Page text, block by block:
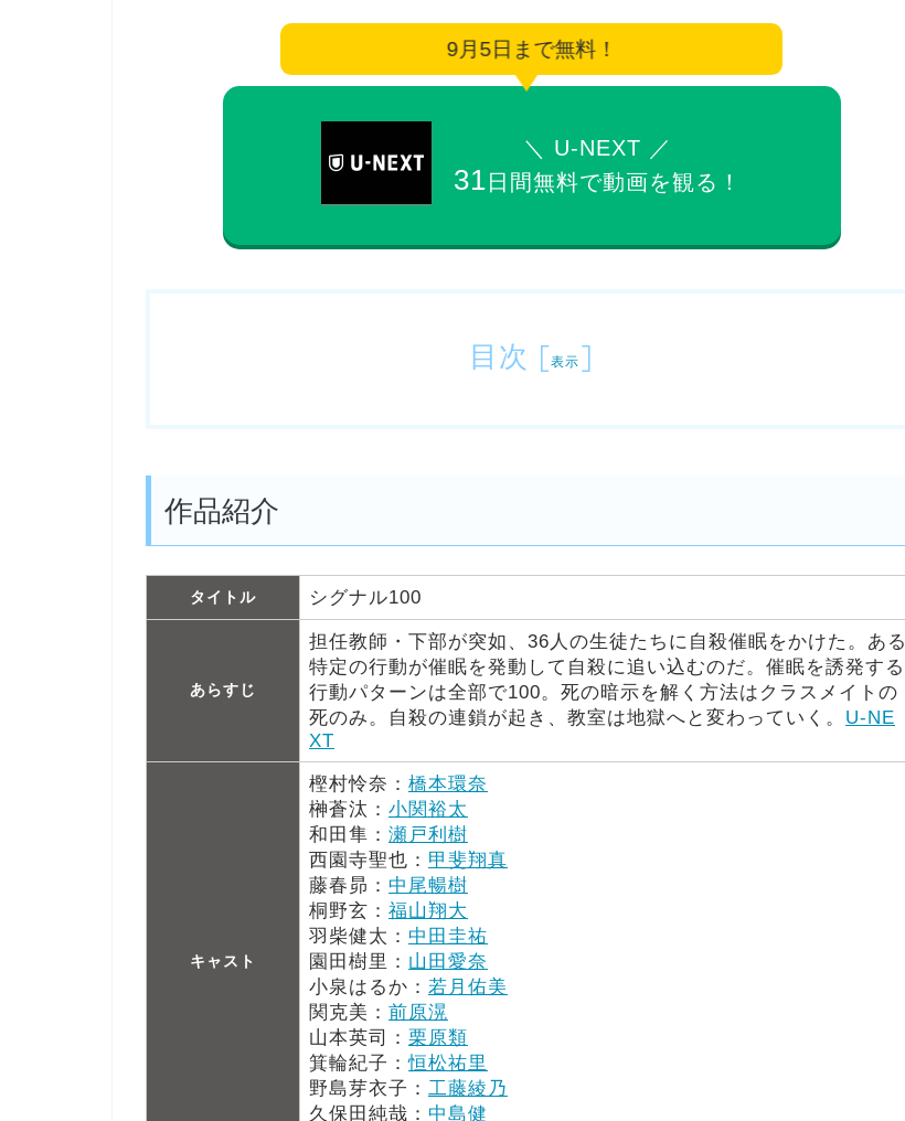
9月5日まで無料！
＼ U-NEXT ／
31 日間無料で動画を観る！
目次 [表示 ]
作品紹介
タイトル シグナル100
あらすじ
担任教師・下部が突如、36人の生徒たちに自殺催眠をかけた。ある
特定の行動が催眠を発動して自殺に追い込むのだ。催眠を誘発する
行動パターンは全部で100。死の暗示を解く方法はクラスメイトの
死のみ。自殺の連鎖が起き、教室は地獄へと変わっていく。 U-NE
XT
キャスト
樫村怜奈： 橋本環奈
榊蒼汰： 小関裕太
和田隼： 瀬戸利樹
西園寺聖也： 甲斐翔真
藤春昴： 中尾暢樹
桐野玄： 福山翔大
羽柴健太： 中田圭祐
園田樹里： 山田愛奈
小泉はるか： 若月佑美
関克美： 前原滉
山本英司： 栗原類
箕輪紀子：恒松祐里
野島芽衣子： 工藤綾乃
久保田純哉： 中島健